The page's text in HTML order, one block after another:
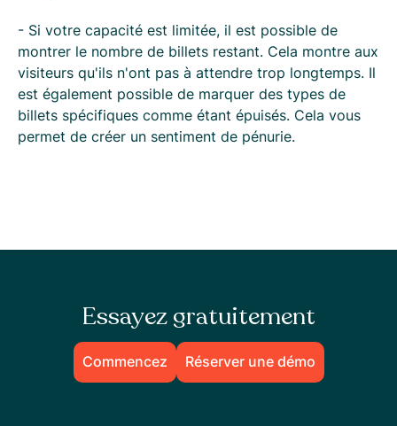
- Si votre capacité est limitée, il est possible de
montrer le nombre de billets restant. Cela montre aux
visiteurs qu'ils n'ont pas à attendre trop longtemps. Il
est également possible de marquer des types de
billets spécifiques comme étant épuisés. Cela vous
permet de créer un sentiment de pénurie.
Essayez gratuitement
Commencez Réserver une démo